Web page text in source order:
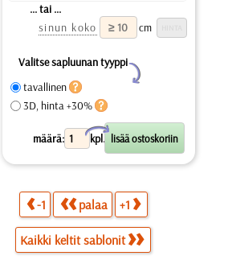
... tai ...
sinun koko
cm
Valitse sapluunan tyyppi
Y
tavallinen
3D, hinta +30%
määrä: kpl.
X
-1 palaa +1
Kaikki keltit sablonit